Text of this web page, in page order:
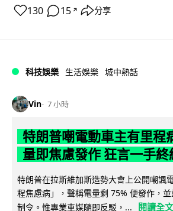
130 15 ↗ 分享
科技娛樂 生活娛樂 城中熱話
Vin 7 小時
特朗普嘲電動車主有里程
量即焦慮發作 狂言一手
特朗普在拉斯維加斯造勢大會上公開嘲諷
程焦慮病」，聲稱電量剩 75% 便發作，
制令。惟專業車媒隨即反駁，...
閱讀全文